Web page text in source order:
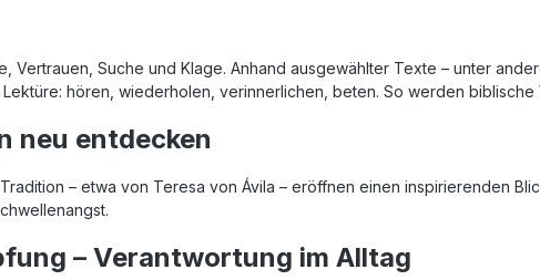
Vertrauen, Suche und Klage. Anhand ausgewählter Texte – unter
hören, wiederholen, verinnerlichen, beten. So werden
neu entdecken
– etwa von Teresa von Ávila – eröffnen einen inspirierenden
– Verantwortung im Alltag